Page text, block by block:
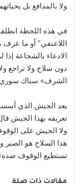
ولا بالمدافع بل
في هذه اللحظة
اللاعنفي” أو ما عرف
الادعاء بالشجاعة
دون سلاح ولا تراجع
الشرف» سناك
يعد الجيش الذي
تعريفه بهذا الجيش
ولا الجيش على
هذا السلاح هو الصبر
تستطيع الوقوف
مقالات ذات صلة